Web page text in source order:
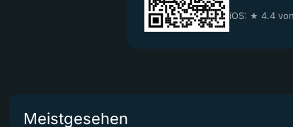
iOS: ★ 4.4
Meistgesehen